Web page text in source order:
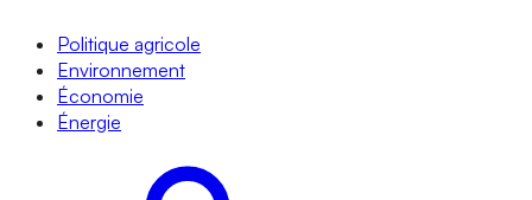
Politique agricole
Environnement
Économie
Énergie